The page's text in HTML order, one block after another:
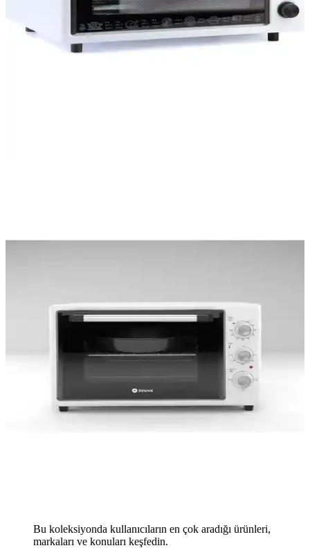
Bu koleksiyonda kullanıcıların en çok aradığı ürünleri,
markaları ve konuları keşfedin.